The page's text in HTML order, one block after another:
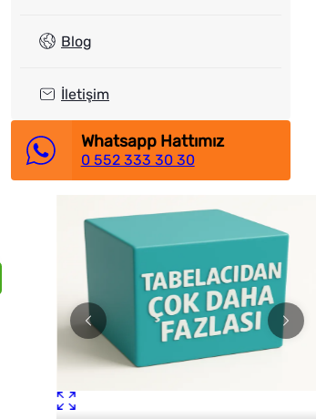
Blog
İletişim
Whatsapp Hattımız
0 552 333 30 30